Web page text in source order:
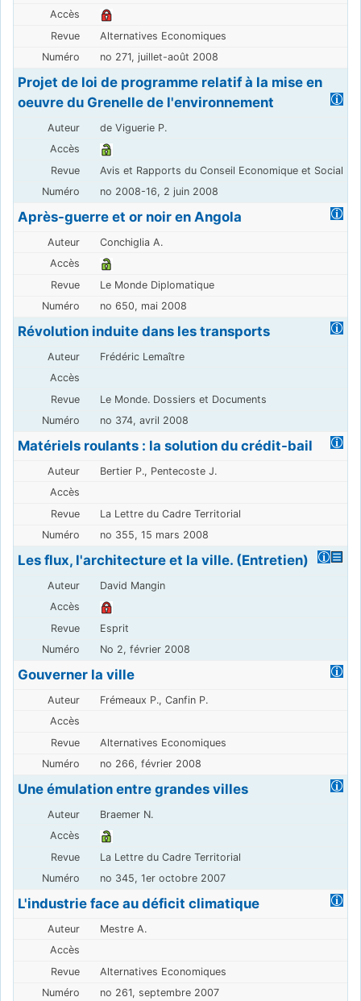
Alternatives Economiques
no 271, juillet-août 2008
Projet de loi de programme relatif à la mise en
oeuvre du Grenelle de l'environnement
de Viguerie P.
Avis et Rapports du Conseil Economique et Social
no 2008-16, 2 juin 2008
Après-guerre et or noir en Angola
Conchiglia A.
Le Monde Diplomatique
no 650, mai 2008
Révolution induite dans les transports
Frédéric Lemaître
Le Monde. Dossiers et Documents
no 374, avril 2008
Matériels roulants : la solution du crédit-bail
Bertier P., Pentecoste J.
La Lettre du Cadre Territorial
no 355, 15 mars 2008
Les flux, l'architecture et la ville. (Entretien)
David Mangin
Esprit
No 2, février 2008
Gouverner la ville
Frémeaux P., Canfin P.
Alternatives Economiques
no 266, février 2008
Une émulation entre grandes villes
Braemer N.
La Lettre du Cadre Territorial
no 345, 1er octobre 2007
L'industrie face au déficit climatique
Mestre A.
Alternatives Economiques
no 261, septembre 2007